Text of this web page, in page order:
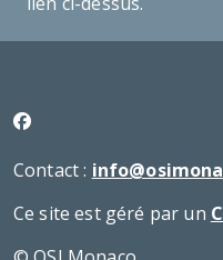
Contact :
Ce site est géré par un